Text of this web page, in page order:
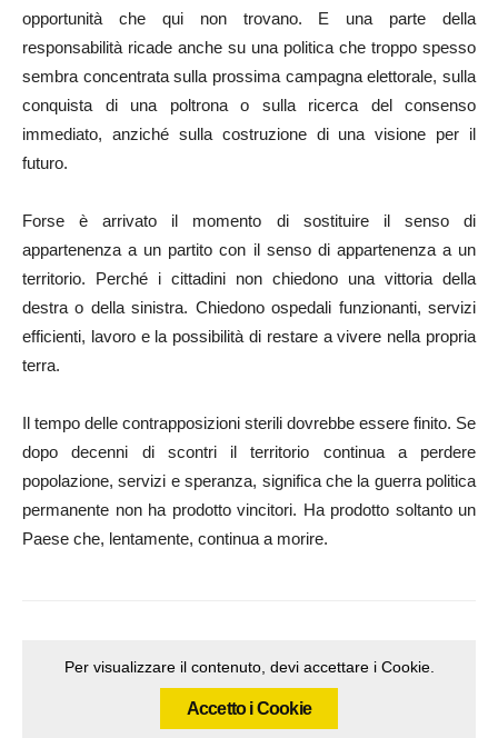
opportunità che qui non trovano. E una parte della
responsabilità ricade anche su una politica che troppo spesso
sembra concentrata sulla prossima campagna elettorale, sulla
conquista di una poltrona o sulla ricerca del consenso
immediato, anziché sulla costruzione di una visione per il
futuro.
Forse è arrivato il momento di sostituire il senso di
appartenenza a un partito con il senso di appartenenza a un
territorio. Perché i cittadini non chiedono una vittoria della
destra o della sinistra. Chiedono ospedali funzionanti, servizi
efficienti, lavoro e la possibilità di restare a vivere nella propria
terra.
Il tempo delle contrapposizioni sterili dovrebbe essere finito. Se
dopo decenni di scontri il territorio continua a perdere
popolazione, servizi e speranza, significa che la guerra politica
permanente non ha prodotto vincitori. Ha prodotto soltanto un
Paese che, lentamente, continua a morire.
Per visualizzare il contenuto, devi accettare i Cookie.
Accetto i Cookie